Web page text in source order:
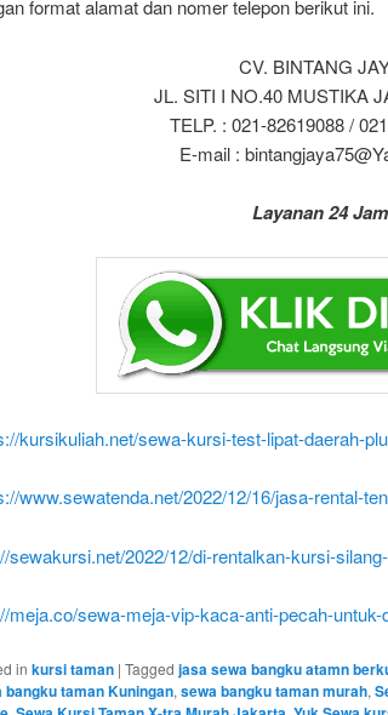
format alamat dan nomer telepon berikut ini.
CV. BINTANG
JL. SITI I NO.40 MUSTIKA
TELP. : 021-82619088 /
E-mail :
Layanan 24 Jam
kursikuliah.net/sewa-kursi-test-lipat-daerah-
www.sewatenda.net/2022/12/16/jasa-rental-
sewakursi.net/2022/12/di-rentalkan-kursi-
meja.co/sewa-meja-vip-kaca-anti-pecah-untuk-
in kursi taman | Tagged jasa sewa bangku atamn
bangku taman Kuningan, sewa bangku taman murah,